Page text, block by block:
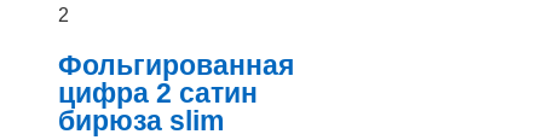
2
Фольгированная
цифра 2 сатин
бирюза slim